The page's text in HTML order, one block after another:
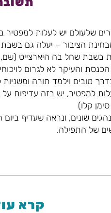
שלעולם יש לעלות
הציבור – יעלה גם בשבת
בשבת שחל בה היארצייט
והעיקר לא לגרום
טובים וילמד תורה
למפטיר, יש בזה עדיפות
קלו)
שונים, ונראה שעדיף
של התפילה.
קרא